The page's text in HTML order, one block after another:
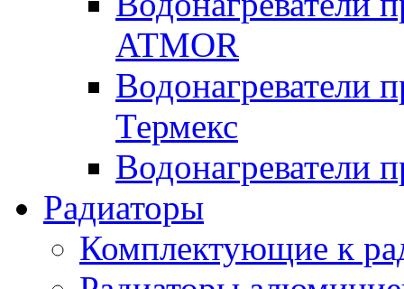
ATMOR
Водонагреватели
Термекс
Водонагреватели
Радиаторы
Комплектующие к